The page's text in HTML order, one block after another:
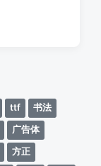
ttf
书法
广告体
方正